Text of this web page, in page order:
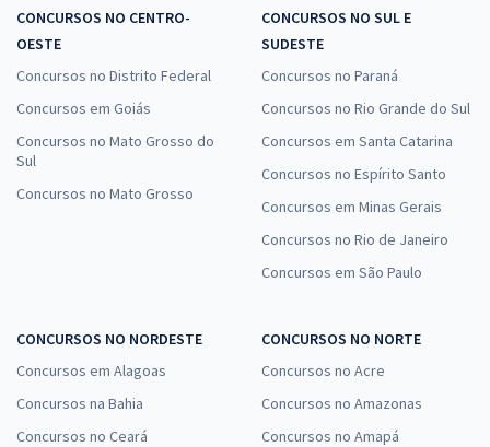
CONCURSOS NO CENTRO-
OESTE
Concursos no Distrito Federal
Concursos em Goiás
Concursos no Mato Grosso do
Sul
Concursos no Mato Grosso
CONCURSOS NO SUL E
SUDESTE
Concursos no Paraná
Concursos no Rio Grande do Sul
Concursos em Santa Catarina
Concursos no Espírito Santo
Concursos em Minas Gerais
Concursos no Rio de Janeiro
Concursos em São Paulo
CONCURSOS NO NORDESTE
Concursos em Alagoas
Concursos na Bahia
Concursos no Ceará
CONCURSOS NO NORTE
Concursos no Acre
Concursos no Amazonas
Concursos no Amapá